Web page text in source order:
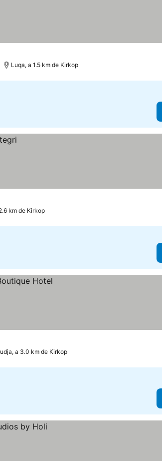
Luqa, a 1.5 km de Kirkop
km de Kirkop
a 3.0 km de Kirkop